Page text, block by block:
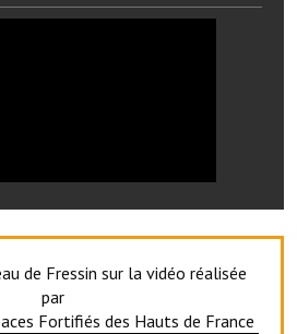
de Fressin sur la vidéo réalisée
par
Fortifiés des Hauts de France